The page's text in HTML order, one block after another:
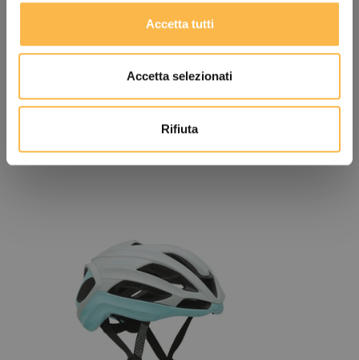
Accetta tutti
Accetta selezionati
Rifiuta